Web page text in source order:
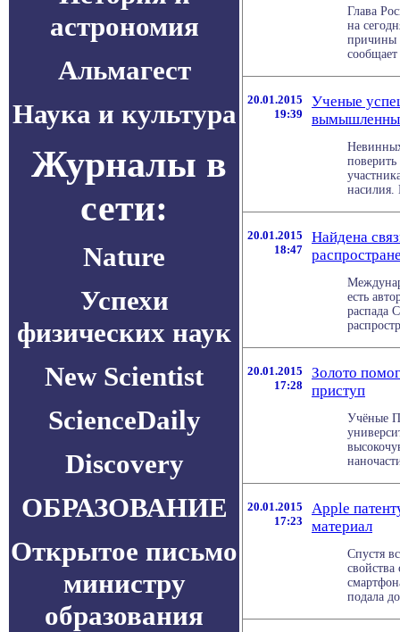
астрономия
Альмагест
Наука и культура
Журналы в
сети:
Nature
Успехи
физических наук
New Scientist
ScienceDaily
Discovery
ОБРАЗОВАНИЕ
Открытое письмо
министру
образования
Глава
на
причины
20.01.2015
19:39
Ученые
насилия.
20.01.2015
18:47
Найдена
есть
распада
20.01.2015
17:28
Золото
приступ
Учёные
20.01.2015
17:23
Apple
материал
Спустя
подала